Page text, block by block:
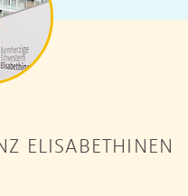
ELISABETHINEN